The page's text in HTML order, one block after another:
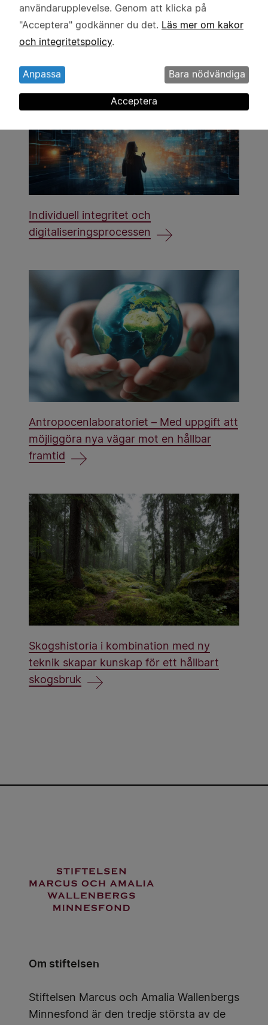
En kökkenmödding i Bohuslän
Individuell integritet och
digitaliseringsprocessen
Antropocenlaboratoriet – Med uppgift att
möjliggöra nya vägar mot en hållbar
framtid
Skogshistoria i kombination med ny
teknik skapar kunskap för ett hållbart
skogsbruk
Om stiftelsen
Stiftelsen Marcus och Amalia Wallenbergs
Minnesfond är den tredje största av de
personuppgifter
och
kakor
användarupplevelse. Genom att klicka på
"Acceptera" godkänner du det. Läs mer om kakor
och integritetspolicy.
Anpassa Bara nödvändiga
Acceptera